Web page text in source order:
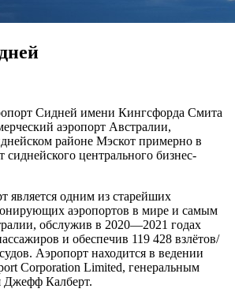
Сидней имени Кингсфорда Смита
аэропорт Австралии,
районе Мэскот примерно в
сиднейского центрального бизнес-
является одним из старейших
аэропортов в мире и самым
обслужив в 2020—2021 годах
и обеспечив 119 428 взлётов/
Аэропорт находится в ведении
Corporation Limited, генеральным
Джефф Калберт.